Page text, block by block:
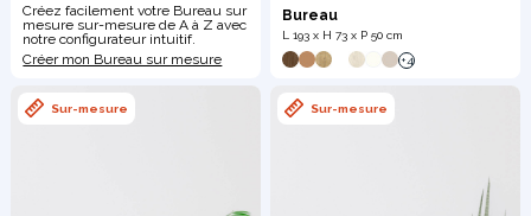
Personnalisez nos modèles pour créer le meuble qui vous
Meuble d'angle
Créez facilement votre Bureau sur
mesure sur-mesure de A à Z avec
notre configurateur intuitif.
Créer mon Bureau sur mesure
Bureau
L 193 x H 73 x P 50 cm
+4
Sur-mesure Sur-mesure